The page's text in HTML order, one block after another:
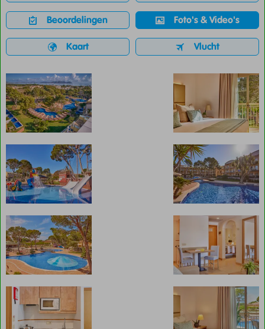
Beoordelingen Foto's & Video's
Kaart Vlucht